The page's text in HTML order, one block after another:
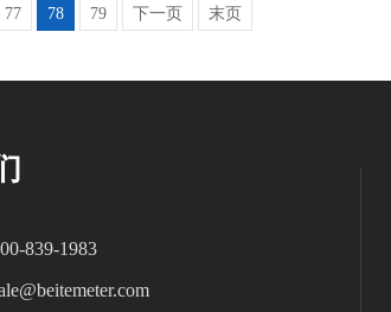
77 78 79 下一页 末页
839-1983